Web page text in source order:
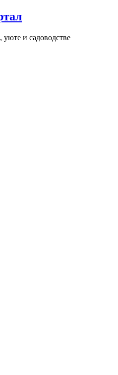
уюте и садоводстве